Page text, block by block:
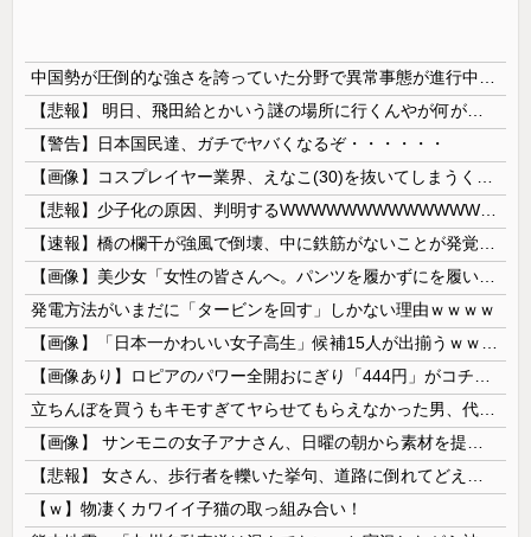
【警告】日本国民達、ガチでヤバくなるぞ・・・・・・
発電方法がいまだに「タービンを回す」しかない理由ｗｗｗｗ
【ｗ】物凄くカワイイ子猫の取っ組み合い！